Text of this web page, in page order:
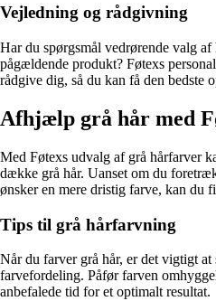
Vejledning og rådgivning
Har du spørgsmål vedrørende valg
pågældende produkt? Føtexs
rådgive dig, så du kan få den bedste
Afhjælp grå hår med
Med Føtexs udvalg af grå hårfarver
dække grå hår. Uanset om du
ønsker en mere dristig farve, kan du
Tips til grå hårfarvning
Når du farver grå hår, er det vigtigt
farvefordeling. Påfør farven
anbefalede tid for et optimalt resultat.